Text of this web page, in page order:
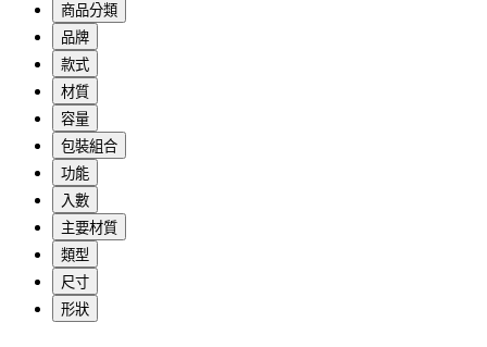
商品分類
品牌
款式
材質
容量
包裝組合
功能
入數
主要材質
類型
尺寸
形狀